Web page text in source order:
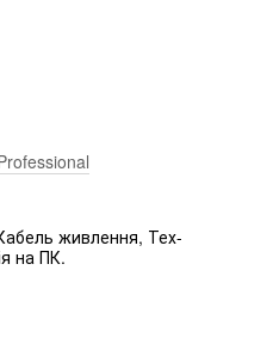
живлення, Тех-
на ПК.